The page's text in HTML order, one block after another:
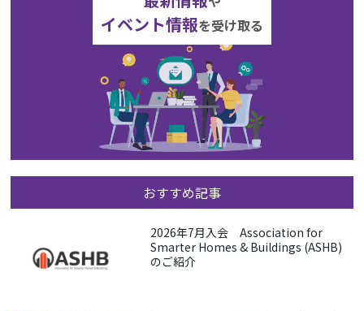
イベント情報を受け取る
おすすめ記事
2026年7月入会 Association for
Smarter Homes & Buildings (ASHB)
のご紹介